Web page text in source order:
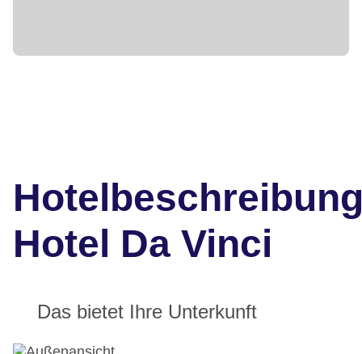
Hotel Da Vinci
Das bietet Ihre Unterkunft